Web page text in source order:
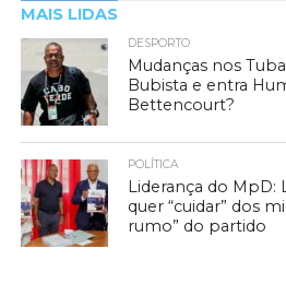
MAIS LIDAS
DESPORTO
Mudanças nos
Bubista e entra
Bettencourt?
POLÍTICA
Liderança do MpD:
quer “cuidar” dos
rumo” do partido